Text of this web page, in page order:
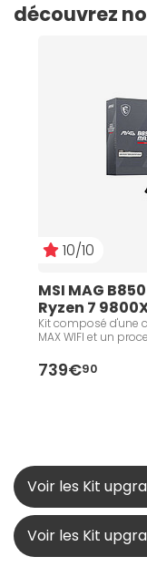
découvrez
10/10
MSI MAG
Ryzen 7
Kit composé d'une
MAX WIFI et un
739€90
Voir les Kit
Voir les Kit